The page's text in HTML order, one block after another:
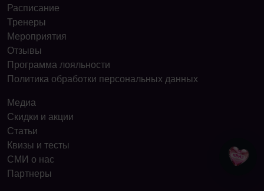
Расписание
Тренеры
Мероприятия
Отзывы
Программа лояльности
Политика обработки персональных данных
Медиа
Скидки и акции
Статьи
Квизы и тесты
СМИ о нас
Партнеры